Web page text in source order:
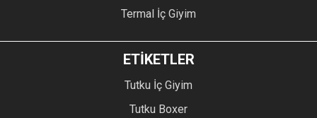
Termal İç Giyim
ETİKETLER
Tutku İç Giyim
Tutku Boxer